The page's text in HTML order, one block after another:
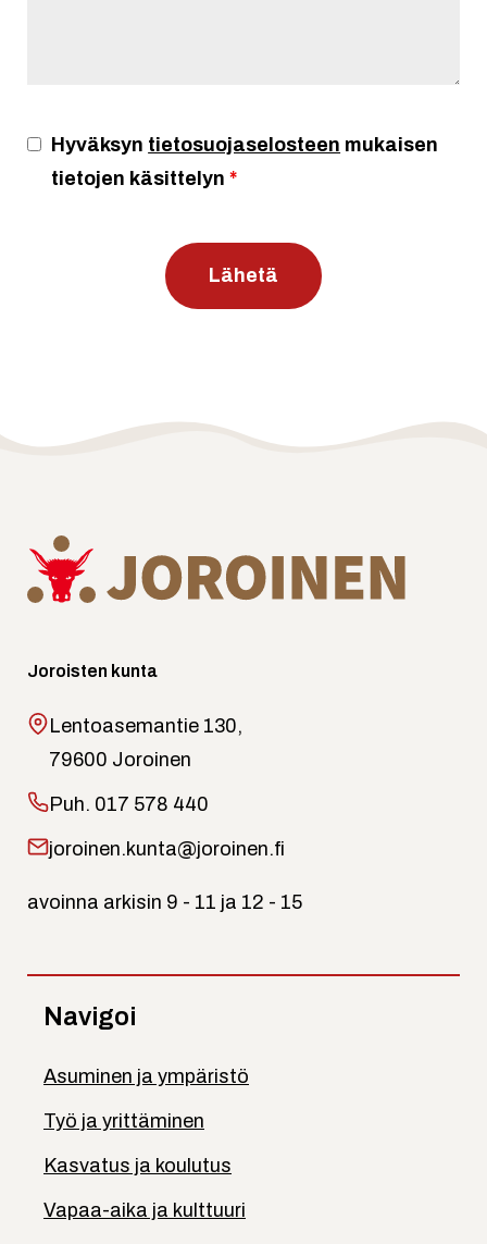
Hyväksyn tietosuojaselosteen mukaisen
tietojen käsittelyn*
Joroisten kunta
Lentoasemantie 130,
79600 Joroinen
Puh. 017 578 440
joroinen.kunta@joroinen.fi
avoinna arkisin 9 - 11 ja 12 - 15
Navigoi
Asuminen ja ympäristö
Työ ja yrittäminen
Kasvatus ja koulutus
Vapaa-aika ja kulttuuri